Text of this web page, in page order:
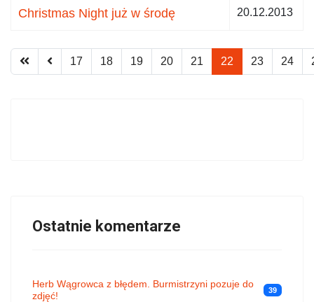
Christmas Night już w środę 20.12.2013
17 18 19 20 21 22 23 24
Ostatnie komentarze
Herb Wągrowca z błędem. Burmistrzyni pozuje do
zdjęć!
39